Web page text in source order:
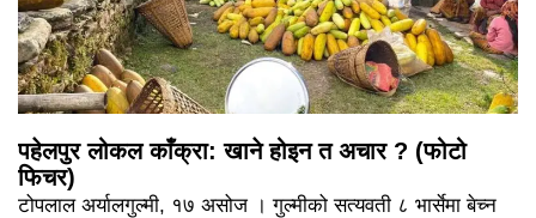
पहेलपुर लोकल काँक्रा: खाने होइन त अचार ? (फोटो
फिचर)
टोपलाल अर्यालगुल्मी, १७ असोज । गुल्मीको सत्यवती ८ भार्सेमा बेच्न